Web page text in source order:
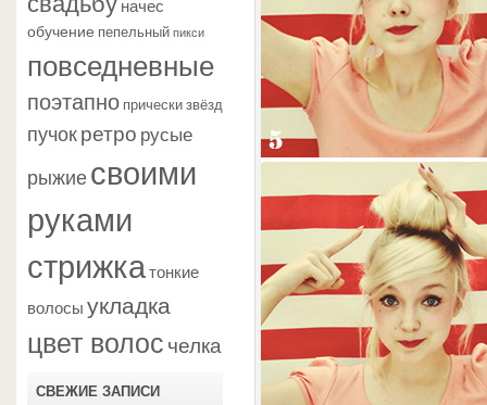
обучение пепельный пикси
повседневные
поэтапно прически звёзд
пучокретро русые
рыжиесвоими
руками
стрижкатонкие
волосыукладка
цвет волосчелка
СВЕЖИЕ ЗАПИСИ